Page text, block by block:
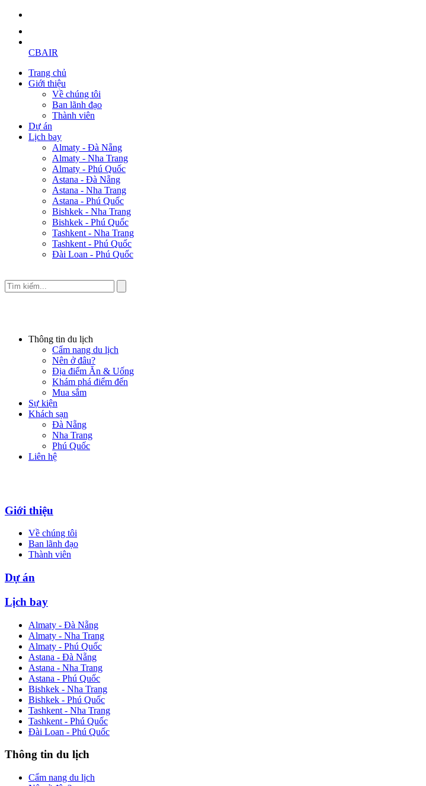
CBAIR
Trang chủ
Giới thiệu
Về chúng tôi
Ban lãnh đạo
Thành viên
Dự án
Lịch bay
Almaty - Đà Nẵng
Almaty - Nha Trang
Almaty - Phú Quốc
Astana - Đà Nẵng
Astana - Nha Trang
Astana - Phú Quốc
Bishkek - Nha Trang
Bishkek - Phú Quốc
Tashkent - Nha Trang
Tashkent - Phú Quốc
Đài Loan - Phú Quốc
Thông tin du lịch
Cẩm nang du lịch
Nên ở đâu?
Địa điểm Ăn & Uống
Khám phá điểm đến
Mua sắm
Sự kiện
Khách sạn
Đà Nẵng
Nha Trang
Phú Quốc
Liên hệ
Giới thiệu
Về chúng tôi
Ban lãnh đạo
Thành viên
Dự án
Lịch bay
Almaty - Đà Nẵng
Almaty - Nha Trang
Almaty - Phú Quốc
Astana - Đà Nẵng
Astana - Nha Trang
Astana - Phú Quốc
Bishkek - Nha Trang
Bishkek - Phú Quốc
Tashkent - Nha Trang
Tashkent - Phú Quốc
Đài Loan - Phú Quốc
Thông tin du lịch
Cẩm nang du lịch